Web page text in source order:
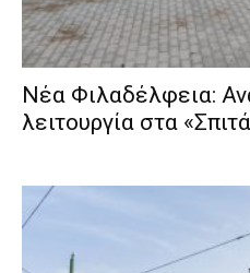
Νέα Φιλαδέλφεια:
λειτουργία στα